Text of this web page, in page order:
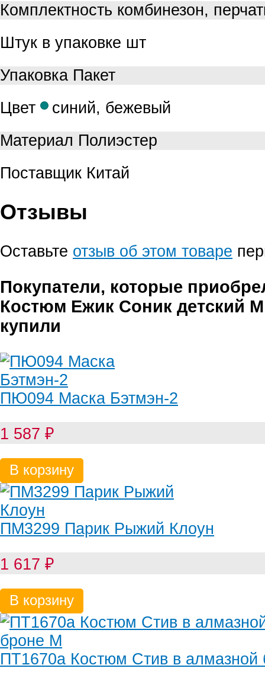
Комплектность комбинезон,
Штук в упаковке шт
Упаковка Пакет
Цвет
синий, бежевый
Материал Полиэстер
Поставщик Китай
Отзывы
Оставьте отзыв об этом товаре
Покупатели, которые
Костюм Ежик Соник детский
купили
ПЮ094 Маска Бэтмэн-2
1 587 ₽
В корзину
ПМ3299 Парик Рыжий Клоун
1 617 ₽
В корзину
ПТ1670а Костюм Стив в алмазной